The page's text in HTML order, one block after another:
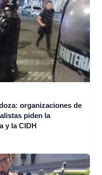
organizaciones de
piden la
y la CIDH